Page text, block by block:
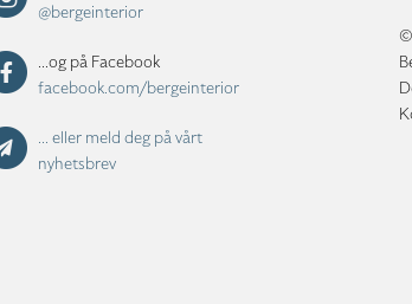
@bergeinterior
...og på Facebook
facebook.com/bergeinterior
... eller meld deg på vårt
nyhetsbrev